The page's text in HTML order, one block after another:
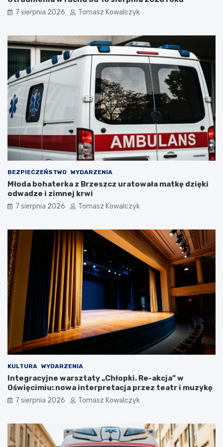
z
W
y
l
t
y
c
h
w
O
ś
w
c
i
m
i
a
P
l
a
c
u
T
a
d
e
u
s
z
a
K
o
ś
i
s
k
i
j
p
z
d
n
a
m
.
Z
o
c
z
c
o
d
z
i
e
d
z
i
a
ł
o
s
i
ę
w
O
ś
w
ę
i
m
i
7 sierpnia 2026 Tomasz Kowalczyk
BEZPIECZEŃSTWO WYDARZENIA
Młoda bohaterka z Brzeszcz uratowała matkę dzięki
odwadze i zimnej krwi
7 sierpnia 2026 Tomasz Kowalczyk
KULTURA WYDARZENIA
Integracyjne warsztaty „Chłopki. Re-akcja” w
Oświęcimiu: nowa interpretacja przez teatr i muzykę
7 sierpnia 2026 Tomasz Kowalczyk